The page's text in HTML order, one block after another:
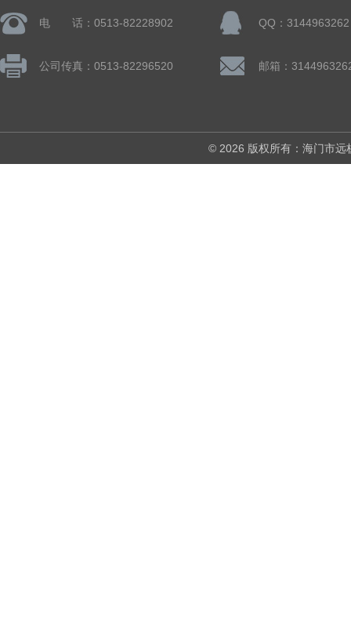
电 话：0513-82228902 QQ：3144963262
公司传真：0513-82296520 邮箱：
© 2026 版权所有：海门市